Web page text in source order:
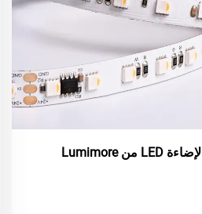
لماذا يجب اختيار شرائح الإضاءة LED من Lumimore